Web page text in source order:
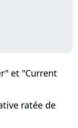
et "Current
ratée de